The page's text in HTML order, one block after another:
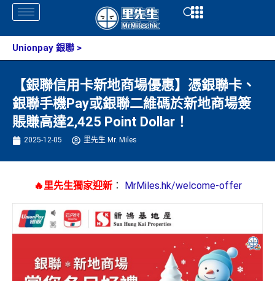
Skip
content
Open
Unionpay 銀聯 >
【銀聯信用卡新地商場優惠】憑銀聯卡、
銀聯手機Pay或銀聯二維碼於新地商場簽
賬賺高達2,425 Point Dollar！
2025-12-05 里先生 Mr. Miles
🔥里先生獨家迎新： MrMiles.hk/welcome-offer